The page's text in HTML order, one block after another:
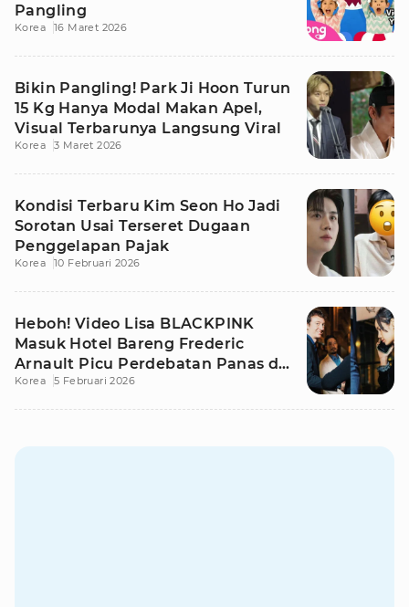
Pangling
Korea 16 Maret 2026
Bikin Pangling! Park Ji Hoon Turun
15 Kg Hanya Modal Makan Apel,
Visual Terbarunya Langsung Viral
Korea 3 Maret 2026
Kondisi Terbaru Kim Seon Ho Jadi
Sorotan Usai Terseret Dugaan
Penggelapan Pajak
Korea 10 Februari 2026
Heboh! Video Lisa BLACKPINK
Masuk Hotel Bareng Frederic
Arnault Picu Perdebatan Panas di
Medsos
Korea 5 Februari 2026